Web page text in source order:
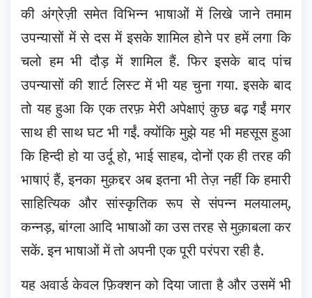
की अंग्रेज़ी समेत विभिन्न भाषाओं में लिखे जाने तमाम
उपन्यासों में से दस में इसके शामिल होने पर हमें लगा कि
चलो हम भी दौड़ में शामिल हैं. फिर इसके बाद पांच
उपन्यासों की शार्ट लिस्ट में भी यह चुना गया. इसके बाद
तो यह हुआ कि एक तरफ़ मेरी अपेक्षाएं कुछ बढ़ गईं मगर
साथ ही साथ घट भी गईं. क्योंकि मुझे यह भी महसूस हुआ
कि हिन्दी हो या उर्दू हो, भाई साहब, दोनों एक ही तरह की
भाषाएं हैं, इनका मुक़द्दर अब इतना भी तेज़ नहीं कि हमारी
साहित्यिक और सांस्कृतिक रूप से संपन्न मलयालम्,
कन्नड़, बांग्ला आदि भाषाओं का उस तरह से मुक़ाबला कर
सकें. इन भाषाओं में तो अपनी एक पूरी परंपरा रही है.
यह अवार्ड केवल फ़िक्शन को दिया जाता है और उसमें भी